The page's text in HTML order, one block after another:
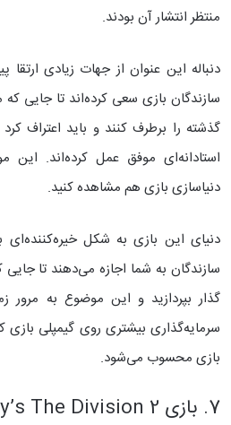
منتظر انتشار آن بودند.
دنباله این عنوان از جهات زیادی
سازندگان بازی سعی کرده‌اند تا جایی
گذشته را برطرف کنند و باید اعتراف
استادانه‌ای موفق عمل کرده‌اند.
دنیاسازی بازی هم مشاهده کنید.
دنیای این بازی به شکل خیره‌کننده‌ای
سازندگان به شما اجازه می‌دهند تا
گذار بپردازید و این موضوع به مرور
سرمایه‌گذاری بیشتری روی گیمپلی بازی
بازی محسوب می‌شود.
7. بازی Tom Clancy’s The Division 2